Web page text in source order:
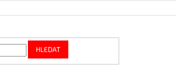
HLEDAT